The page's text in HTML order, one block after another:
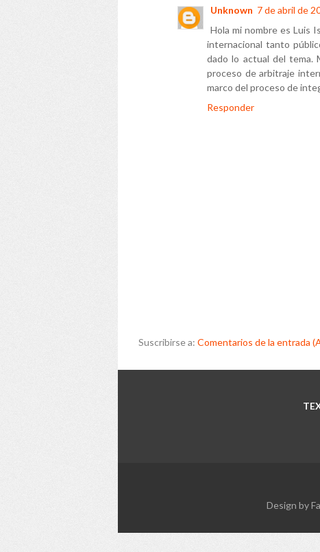
Unknown 7 de abril de
Hola mi nombre es Luis
internacional tanto
dado lo actual del tema.
proceso de arbitraje
marco del proceso de
Responder
Suscribirse a: Comentarios de la entrada
Design by